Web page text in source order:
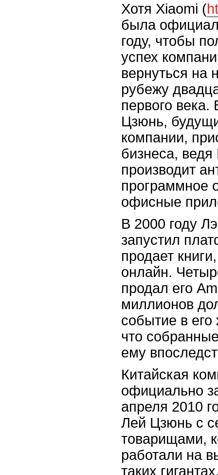
Хотя Xiaomi (
была
году, чтобы
успех
вернуться на
рубежу
первого
Цзюнь,
компании,
бизнеса, ведя
производит
программное
офисные
В 2000 году
запустил
продает
онлайн.
продал его
миллионов
событие в его
что
ему
Китайская
официально
апреля 2010
Лей Цзюнь с
товарищами,
работали на
таких